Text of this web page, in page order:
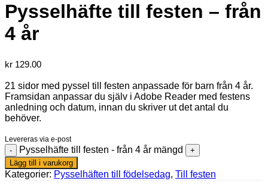
Pysselhäfte till festen – från
4 år
kr 129.00
21 sidor med pyssel till festen anpassade för barn från 4 år.
Framsidan anpassar du själv i Adobe Reader med festens
anledning och datum, innan du skriver ut det antal du
behöver.
Levereras via e-post
Pysselhäfte till festen - från 4 år mängd
Lägg till i varukorg
Kategorier: Pysselhäften till födelsedag, Till festen